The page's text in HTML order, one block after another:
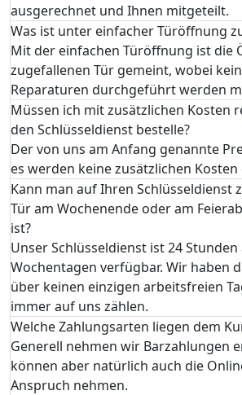
ausgerechnet und Ihnen mitgeteilt.
Was ist unter einfacher Türöffnung
Mit der einfachen Türöffnung ist die
zugefallenen Tür gemeint, wobei
Reparaturen durchgeführt werden
Müssen ich mit zusätzlichen Kosten
den Schlüsseldienst bestelle?
Der von uns am Anfang genannte
es werden keine zusätzlichen
Kann man auf Ihren Schlüsseldienst
Tür am Wochenende oder am
ist?
Unser Schlüsseldienst ist 24 Stunden
Wochentagen verfügbar. Wir haben
über keinen einzigen arbeitsfreien
immer auf uns zählen.
Welche Zahlungsarten liegen dem
Generell nehmen wir Barzahlungen
können aber natürlich auch die
Anspruch nehmen.